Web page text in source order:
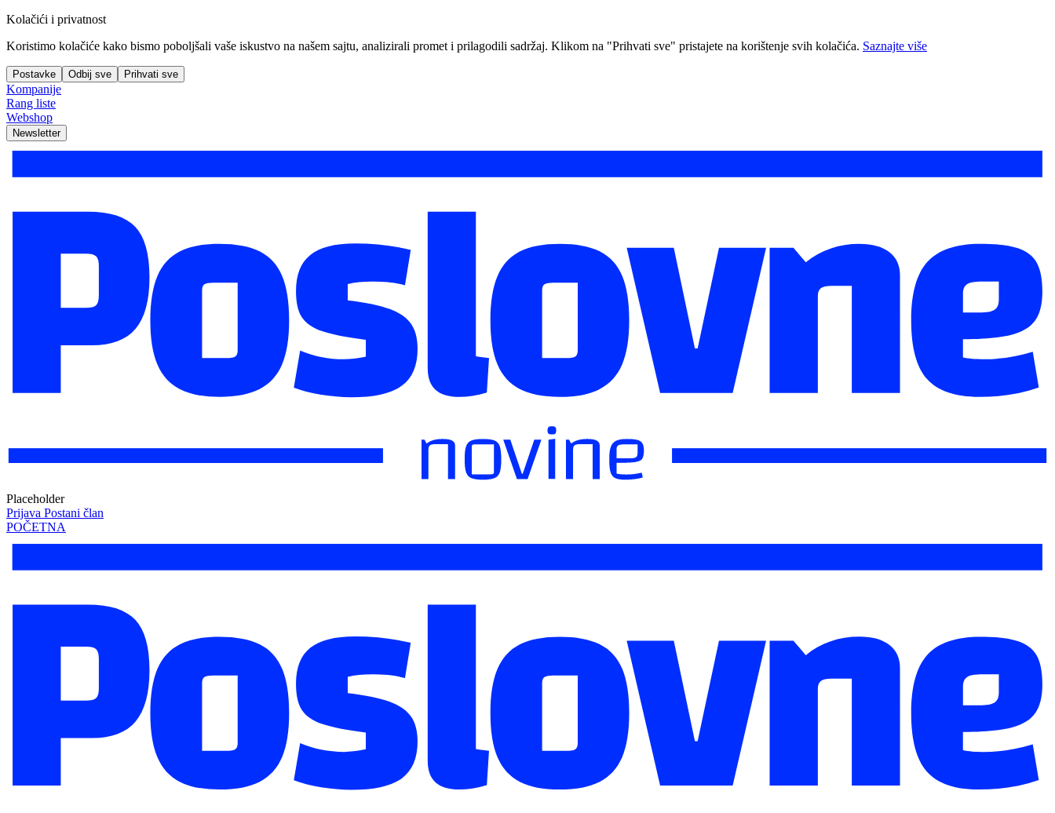
Kolačići i privatnost
Koristimo kolačiće kako bismo poboljšali vaše iskustvo na našem sajtu, analizirali promet i prilagodili sadržaj. Klikom na "Prihvati sve" pristajete na korištenje svih kolačića. Saznajte više
Postavke Odbij sve Prihvati sve
Kompanije
Rang liste
Webshop
Newsletter
Placeholder
Prijava Postani član
POČETNA